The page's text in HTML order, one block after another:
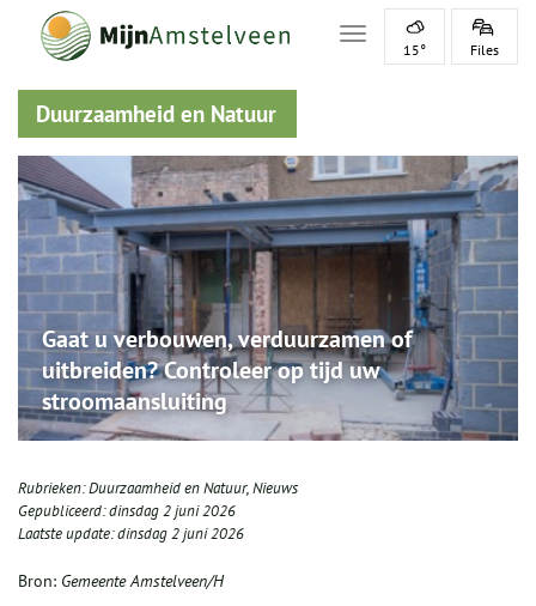
Toggle navigation
15° Files
Duurzaamheid en Natuur
Gaat u verbouwen, verduurzamen of
uitbreiden? Controleer op tijd uw
stroomaansluiting
Rubrieken:Duurzaamheid en Natuur,Nieuws
Gepubliceerd:dinsdag 2 juni 2026
Laatste update:dinsdag 2 juni 2026
Bron: Gemeente Amstelveen/H